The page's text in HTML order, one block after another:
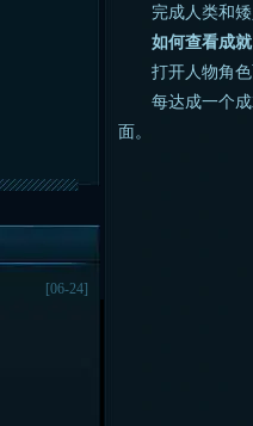
[06-24]
完成人类和矮
如何查看成
打开人物角色
每达成一个成
面。